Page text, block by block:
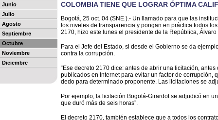
Junio
Julio
Agosto
Septiembre
Octubre
Noviembre
Diciembre
COLOMBIA TIENE QUE LOGRAR ÓPTIMA
Bogotá, 25 oct. 04 (SNE.).- Un llamado para que las
los niveles de transparencia y pongan en práctica todos
2170, hizo este lunes el presidente de la República,
Para el Jefe del Estado, si desde el Gobierno se da
contra la corrupción.
“Ese decreto 2170 dice: antes de abrir una licitación,
publicados en Internet para evitar un factor de
dedo para determinado proponente. Las licitaciones se
Por ejemplo, la licitación Bogotá-Girardot se adjudicó en
que duró más de seis horas”.
El decreto 2170, también establece que a todos los